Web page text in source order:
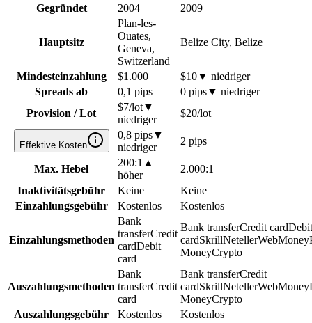
Gegründet
2004 2009
Hauptsitz
Plan-les-
Ouates,
Geneva,
Switzerland
Belize City, Belize
Mindesteinzahlung $1.000 $10▼ niedriger
Spreads ab
0,1 pips 0 pips▼ niedriger
Provision / Lot
$7/lot▼
niedriger
$20/lot
Effektive Kosten
0,8 pips▼
niedriger
2 pips
Max. Hebel
200:1 ▲
höher
2.000:1
Inaktivitätsgebühr
Keine
Keine
Einzahlungsgebühr
Kostenlos Kostenlos
Einzahlungsmethoden
Bank
transferCredit
cardDebit
card
Bank transferCredit cardDebit
cardSkrillNetellerWebMoney
MoneyCrypto
Auszahlungsmethoden
Bank
transferCredit
card
Bank transferCredit
cardSkrillNetellerWebMoney
MoneyCrypto
Auszahlungsgebühr
Kostenlos Kostenlos